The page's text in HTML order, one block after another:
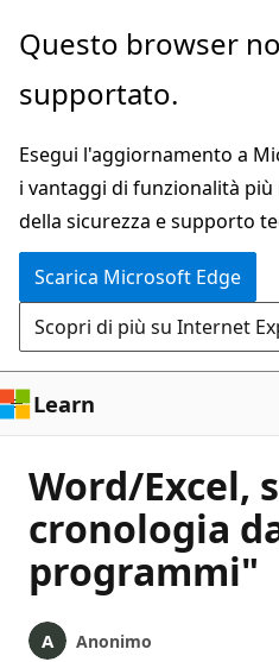
Ignora
passa
contenuto
principale
Questo browser
supportato.
Esegui l'aggiornamento a
i vantaggi di funzionalità
della sicurezza e supporto
Scarica Microsoft Edge
Scopri di più su Internet
Learn
Word/Excel,
cronologia
programmi"
Anonimo